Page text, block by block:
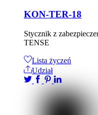
KON-TER-18
Stycznik z
TENSE
Lista życzeń
Udział